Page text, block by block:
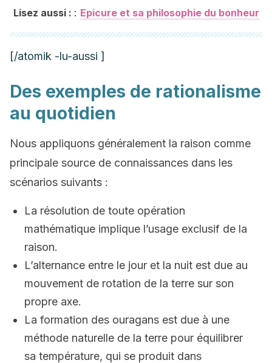
Lisez aussi : : Epicure et sa philosophie du bonheur
[/atomik -lu-aussi ]
Des exemples de rationalisme
au quotidien
Nous appliquons généralement la raison comme
principale source de connaissances dans les
scénarios suivants :
La résolution de toute opération
mathématique implique l’usage exclusif de la
raison.
L’alternance entre le jour et la nuit est due au
mouvement de rotation de la terre sur son
propre axe.
La formation des ouragans est due à une
méthode naturelle de la terre pour équilibrer
sa température, qui se produit dans